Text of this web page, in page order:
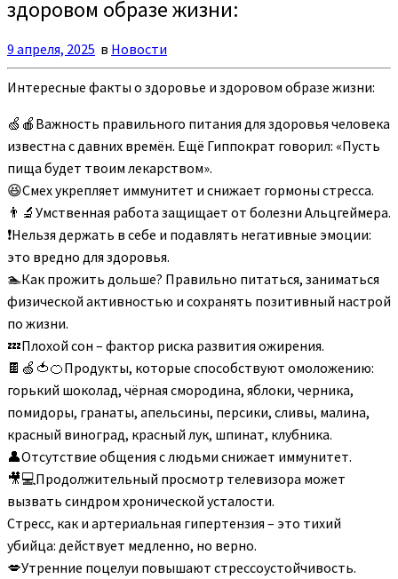
здоровом образе жизни:
9 апреля, 2025 в Новости
Интересные факты о здоровье и здоровом образе жизни:
🍏🍎Важность правильного питания для здоровья человека
известна с давних времён. Ещё Гиппократ говорил: «Пусть
пища будет твоим лекарством».
😆Смех укрепляет иммунитет и снижает гормоны стресса.
👨‍🔬Умственная работа защищает от болезни Альцгеймера.
❗Нельзя держать в себе и подавлять негативные эмоции:
это вредно для здоровья.
🏊Как прожить дольше? Правильно питаться, заниматься
физической активностью и сохранять позитивный настрой
по жизни.
💤Плохой сон – фактор риска развития ожирения.
🍫🍏🍅🍊Продукты, которые способствуют омоложению:
горький шоколад, чёрная смородина, яблоки, черника,
помидоры, гранаты, апельсины, персики, сливы, малина,
красный виноград, красный лук, шпинат, клубника.
👤Отсутствие общения с людьми снижает иммунитет.
🎥💻Продолжительный просмотр телевизора может
вызвать синдром хронической усталости.
Стресс, как и артериальная гипертензия – это тихий
убийца: действует медленно, но верно.
💋Утренние поцелуи повышают стрессоустойчивость.